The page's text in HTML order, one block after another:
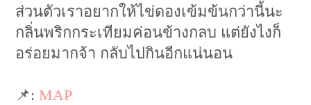
ส่วนตัวเราอยากให้ไข่ดองเข้มข้นกว่านี้นะ
กลิ่นพริกกระเทียมค่อนข้างกลบ แต่ยังไงก็
อร่อยมากจ้า กลับไปกินอีกแน่นอน
📌:MAP